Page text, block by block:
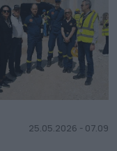
25.05.2026 - 07.09